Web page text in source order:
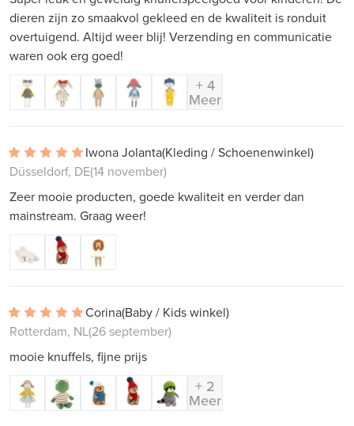
dieren zijn zo smaakvol gekleed en de kwaliteit is ronduit
overtuigend. Altijd weer blij! Verzending en communicatie
waren ook erg goed!
+ 4
Meer
Iwona Jolanta(Kleding / Schoenenwinkel)
Düsseldorf, DE(14 november)
Zeer mooie producten, goede kwaliteit en verder dan
mainstream. Graag weer!
Corina(Baby / Kids winkel)
Rotterdam, NL(26 september)
mooie knuffels, fijne prijs
+ 2
Meer